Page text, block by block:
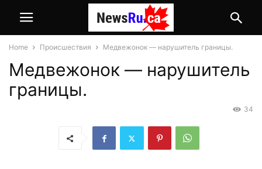
Home Происшествия Медвежонок — нарушитель границы.
Медвежонок — нарушитель
границы.
34